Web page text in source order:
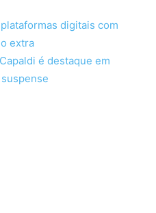
digitais com
extra
é destaque em